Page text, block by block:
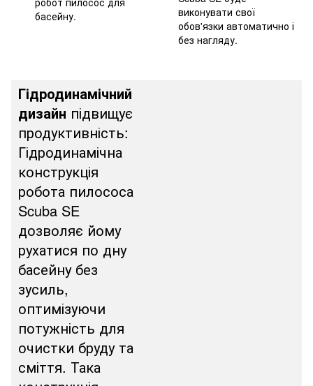
басейну.
виконувати свої
обов'язки автоматично і
без нагляду.
Гідродинамічний
дизайн підвищує
продуктивність:
Гідродинамічна
конструкція
робота пилососа
Scuba SE
дозволяє йому
рухатися по дну
басейну без
зусиль,
оптимізуючи
потужність для
очистки бруду та
сміття. Така